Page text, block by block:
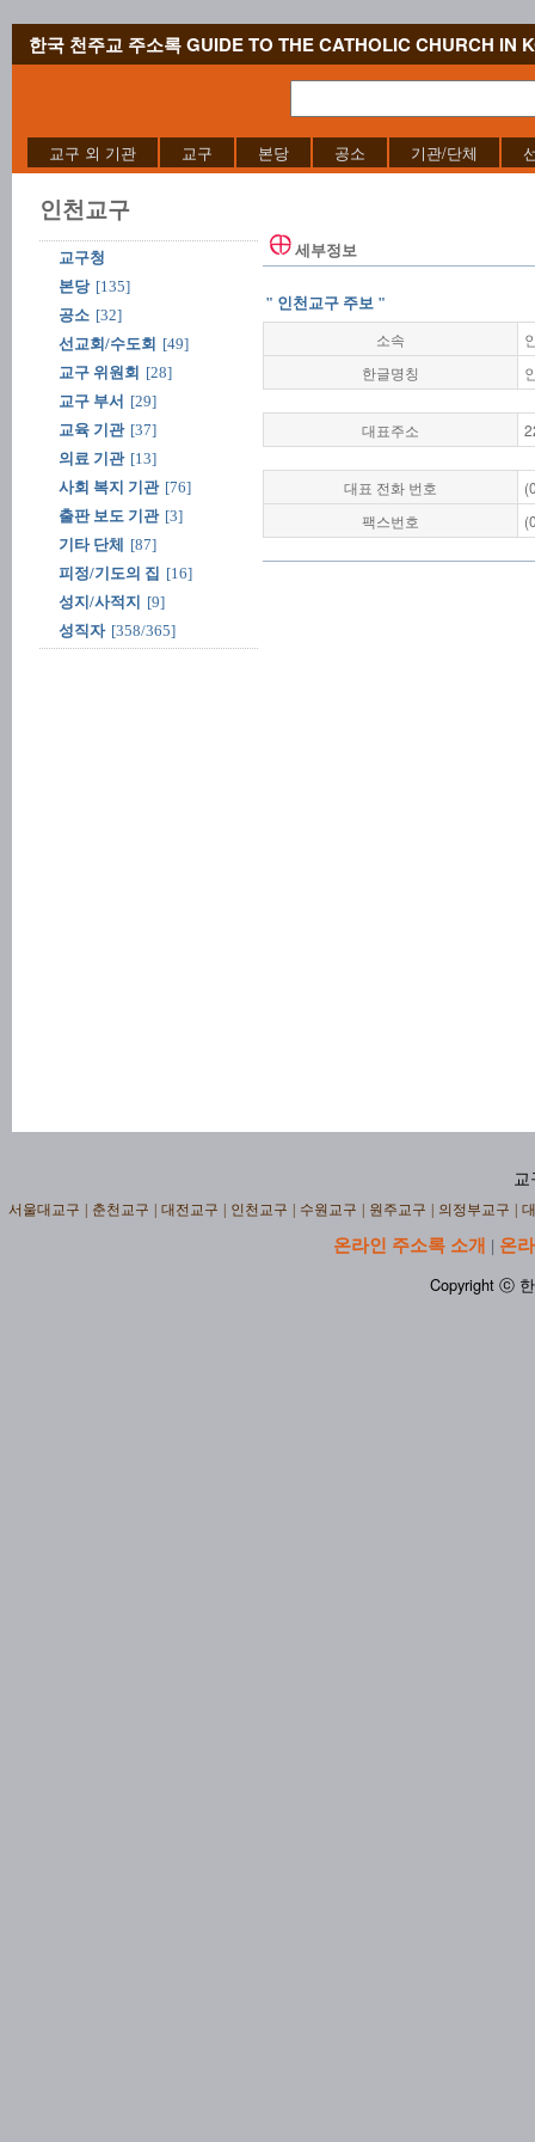
한국 천주교 주소록 GUIDE TO THE CATHOLIC CHURCH IN
교구 외 기관 교구 본당 공소 기관/단체
인천교구
교구청
본당 [135]
공소 [32]
선교회/수도회 [49]
교구 위원회 [28]
교구 부서 [29]
교육 기관 [37]
의료 기관 [13]
사회 복지 기관 [76]
출판 보도 기관 [3]
기타 단체
[87]
피정/기도의 집 [16]
성지/사적지
[9]
성직자 [358/365]
세부정보
" 인천교구 주보 "
소속
한글명칭
대표주소
대표 전화 번호
팩스번호
교
서울대교구 춘천교구 대전교구 인천교구 수원교구 원주교구 의정부교구
온라인 주소록 소개 | 온
Copyright ⓒ